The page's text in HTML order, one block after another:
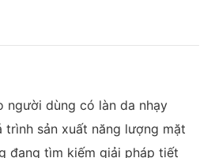
người dùng có làn da nhạy
sản xuất năng lượng mặt
đang tìm kiếm giải pháp tiết